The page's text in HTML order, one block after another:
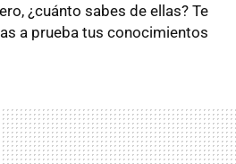
¿cuánto sabes de ellas? Te
a prueba tus conocimientos